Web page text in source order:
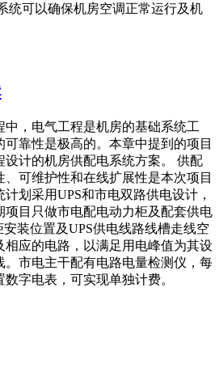
统可以确保机房空调正常运行及机
，电气工程是机房的基础系统工
靠性是极高的。本章中提到的项目
设计的机房供配电系统方案。 供配
可维护性和在线扩展性是本次项目
划采用UPS和市电双路供电设计，
项目只做市电配电动力柜及配套供电
装位置及UPS供电线路线槽走线空
相应的电路，以满足用电峰值为其设
。市电主干配有电路电量检测仪，每
字电表，可实现单独计费。